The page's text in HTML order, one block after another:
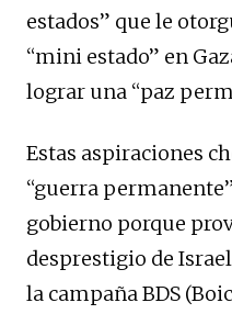
estados” que le
“mini estado” en
lograr una “paz
Estas aspiraciones
“guerra
gobierno porque
desprestigio de
la campaña BDS